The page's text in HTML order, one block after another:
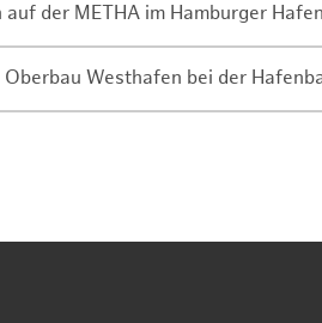
der METHA im Hamburger Hafen
Westhafen bei der